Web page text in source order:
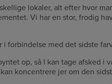
lokaler, alt efter hvor
Vi har en stor, frodig
forbindelse med det sidste
op, så I kan tage afsked i
koncentrere jer om den